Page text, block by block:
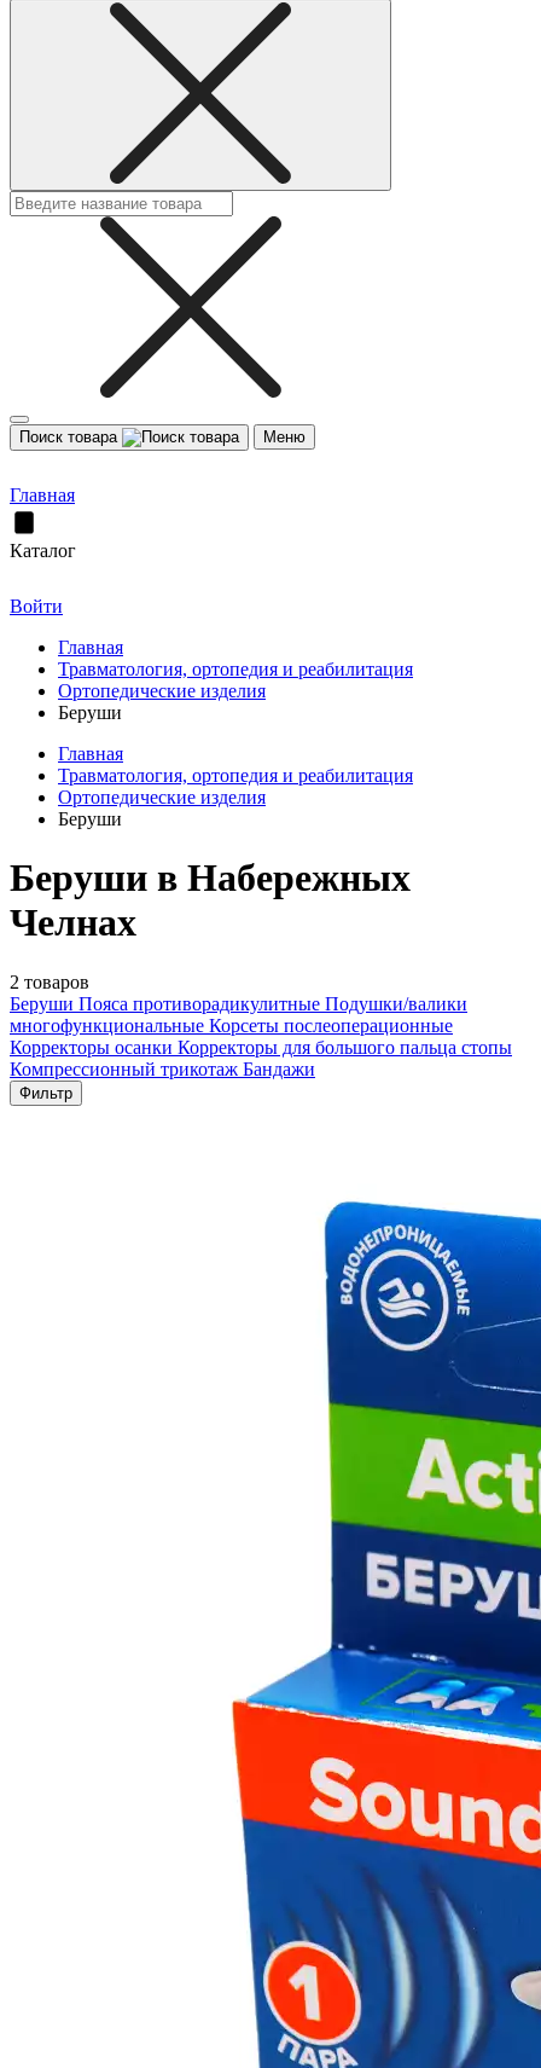
Поиск товара Меню
Главная
Каталог
Войти
Главная
Травматология, ортопедия и реабилитация
Ортопедические изделия
Беруши
Главная
Травматология, ортопедия и реабилитация
Ортопедические изделия
Беруши
Беруши в Набережных
Челнах
2 товаров
Беруши Пояса противорадикулитные Подушки/валики
многофункциональные Корсеты послеоперационные
Корректоры осанки Корректоры для большого пальца стопы
Компрессионный трикотаж Бандажи
Фильтр